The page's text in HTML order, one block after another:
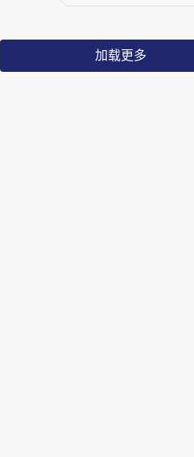
加载更多